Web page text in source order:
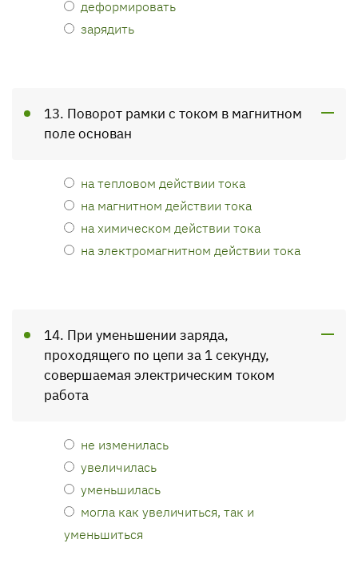
деформировать
зарядить
13. Поворот рамки с током в магнитном
поле основан
на тепловом действии тока
на магнитном действии тока
на химическом действии тока
на электромагнитном действии тока
14. При уменьшении заряда,
проходящего по цепи за 1 секунду,
совершаемая электрическим током
работа
не изменилась
увеличилась
уменьшилась
могла как увеличиться, так и
уменьшиться